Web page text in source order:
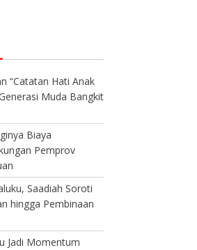
“Catatan Hati Anak
Muda Bangkit
Biaya
Pemprov
Saadiah Soroti
hingga Pembinaan
Jadi Momentum